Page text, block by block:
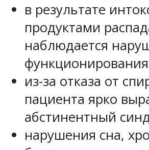
в результате
продуктами
наблюдается
из-за отказа от
пациента ярко
абстинентный
нарушения сна,